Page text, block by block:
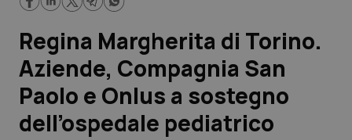
Lavoro e Professioni
Scienza e Farmaci
Studi e Analisi
Regina Margherita di Torino.
Aziende, Compagnia San
Paolo e Onlus a sostegno
dell’ospedale pediatrico